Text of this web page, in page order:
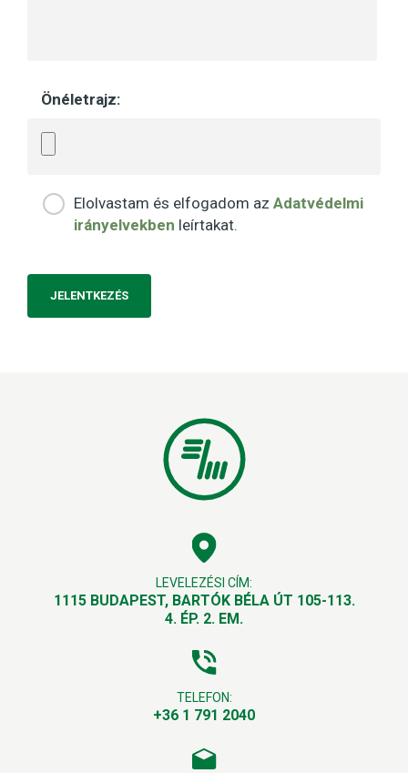
Önéletrajz:
Elolvastam és elfogadom az Adatvédelmi
irányelvekben leírtakat.
LEVELEZÉSI CÍM:
1115 BUDAPEST, BARTÓK BÉLA ÚT 105-113.
4. ÉP. 2. EM.
TELEFON:
+36 1 791 2040